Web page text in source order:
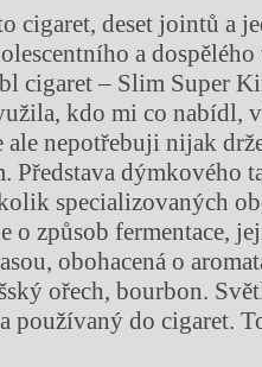
cigaret, deset jointů a
a
cigaret – Slim Super
kdo mi co nabídl,
nepotřebuji nijak
Představa dýmkového
specializovaných
o způsob fermentace,
obohacená o
ořech, bourbon.
používaný do cigaret.